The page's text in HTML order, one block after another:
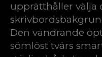
upprätthåller välja
Den vandrande
sömlöst tvärs